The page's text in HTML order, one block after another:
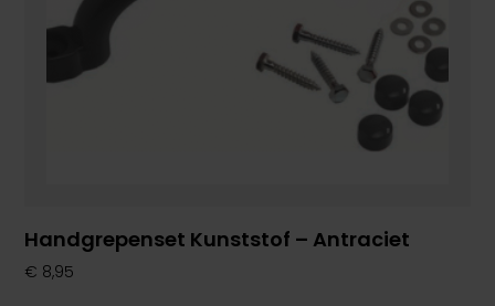
Handgrepenset Kunststof – Antraciet
€ 8,95